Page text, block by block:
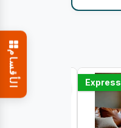
الأقسام Express